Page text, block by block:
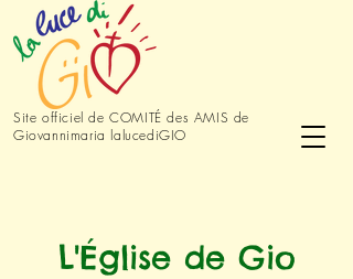
Site officiel de COMITÉ des AMIS de
Giovannimaria lalucediGIO
L'Église de Gio